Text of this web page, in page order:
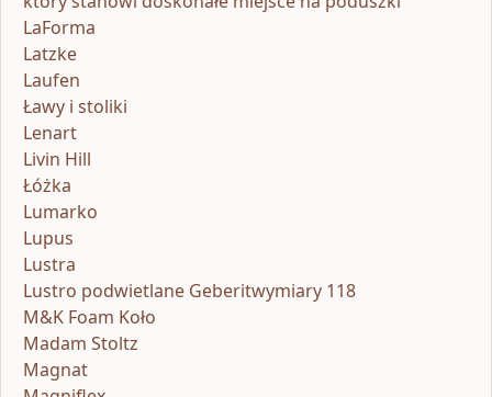
LaForma
Latzke
Laufen
Ławy i stoliki
Lenart
Livin Hill
Łóżka
Lumarko
Lupus
Lustra
Lustro podwietlane Geberitwymiary 118
M&K Foam Koło
Madam Stoltz
Magnat